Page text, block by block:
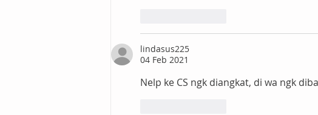
lindasus225
04 Feb 2021
Nelp ke CS ngk diangkat, di wa ngk